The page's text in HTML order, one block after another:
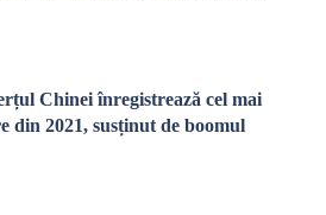
Chinei înregistrează cel mai
din 2021, susținut de boomul